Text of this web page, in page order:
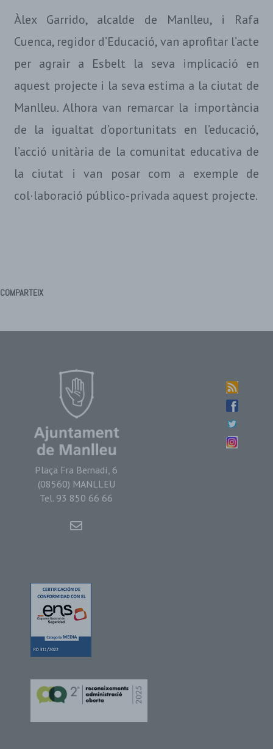
Àlex Garrido, alcalde de Manlleu, i Rafa
Cuenca, regidor d’Educació, van aprofitar l’acte
per agrair a Esbelt la seva implicació en
aquest projecte i la seva estima a la ciutat de
Manlleu. Alhora van remarcar la importància
de la igualtat d’oportunitats en l’educació,
l’acció unitària de la comunitat educativa de
la ciutat i van posar com a exemple de
col·laboració público-privada aquest projecte.
COMPARTEIX
Plaça Fra Bernadí, 6
(08560) MANLLEU
Tel. 93 850 66 66